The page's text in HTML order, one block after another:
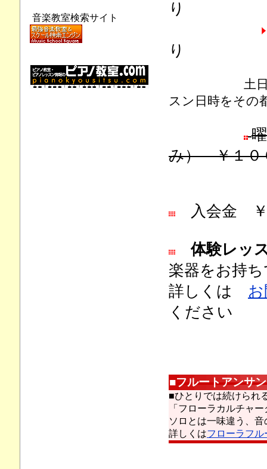
り
り
土日、また
スン日時をその
み） ￥１０
入会金 ￥
体験レッ
楽器をお持
詳しくは
ください
■フルートアンサ
■ひとりでは続けられ
「フローラカルチャ
ソロとは一味違う、
詳しくはフローラフ
音楽教室検索サイト